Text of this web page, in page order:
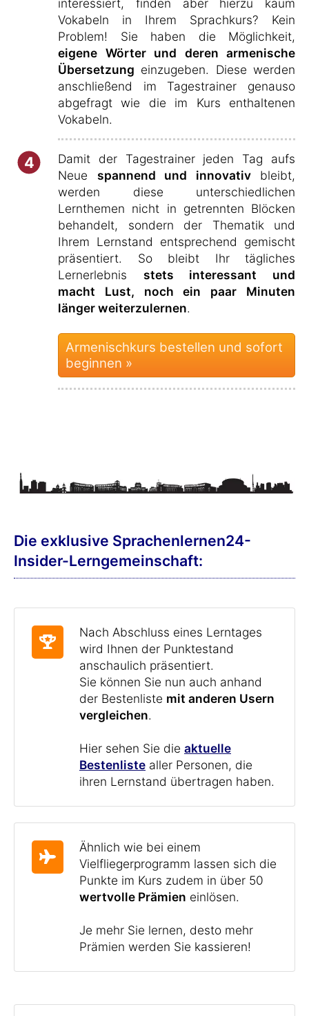
Vokabeln in Ihrem Sprachkurs? Kein
Problem! Sie haben die Möglichkeit,
eigene Wörter und deren armenische
Übersetzung einzugeben. Diese werden
anschließend im Tagestrainer genauso
abgefragt wie die im Kurs enthaltenen
Vokabeln.
4
Damit der Tagestrainer jeden Tag aufs
Neue spannend und innovativbleibt,
werden diese unterschiedlichen
Lernthemen nicht in getrennten Blöcken
behandelt, sondern der Thematik und
Ihrem Lernstand entsprechend gemischt
präsentiert. So bleibt Ihr tägliches
Lernerlebnis stets interessant und
macht Lust, noch ein paar Minuten
länger weiterzulernen.
Armenischkurs bestellen und sofort
beginnen »
Die exklusive Sprachenlernen24-
Insider-Lerngemeinschaft:
Nach Abschluss eines Lerntages
wird Ihnen der Punktestand
anschaulich präsentiert.
Sie können Sie nun auch anhand
der Bestenliste mit anderen Usern
vergleichen.
Hier sehen Sie die aktuelle
Bestenliste aller Personen, die
ihren Lernstand übertragen haben.
Ähnlich wie bei einem
Vielfliegerprogramm lassen sich die
Punkte im Kurs zudem in über 50
wertvolle Prämien einlösen.
Je mehr Sie lernen, desto mehr
Prämien werden Sie kassieren!